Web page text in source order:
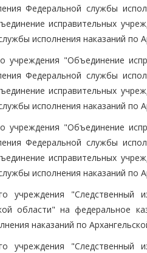
Федеральной службы
исправительных
исполнения наказаний по
учреждения "Объединение
Федеральной службы
исправительных
исполнения наказаний по
учреждения "Объединение
Федеральной службы
исправительных
исполнения наказаний по
учреждения
области" на федеральное
наказаний по
учреждения